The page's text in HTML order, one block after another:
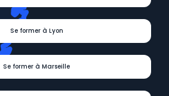
Se former à Lyon
Se former à Marseille